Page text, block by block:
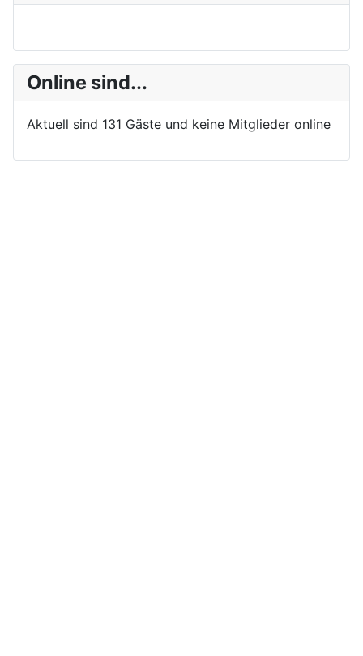
Online sind...
Aktuell sind 131 Gäste und keine Mitglieder online